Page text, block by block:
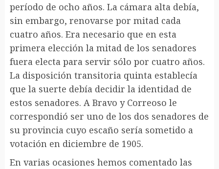
período de ocho años. La cámara alta debía,
sin embargo, renovarse por mitad cada
cuatro años. Era necesario que en esta
primera elección la mitad de los senadores
fuera electa para servir sólo por cuatro años.
La disposición transitoria quinta establecía
que la suerte debía decidir la identidad de
estos senadores. A Bravo y Correoso le
correspondió ser uno de los dos senadores de
su provincia cuyo escaño sería sometido a
votación en diciembre de 1905.
En varias ocasiones hemos comentado las